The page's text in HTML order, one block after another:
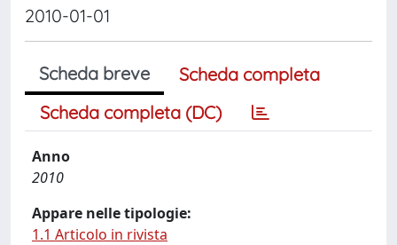
2010-01-01
Scheda breve
Scheda completa
Scheda completa (DC)
Anno
2010
Appare nelle tipologie:
1.1 Articolo in rivista